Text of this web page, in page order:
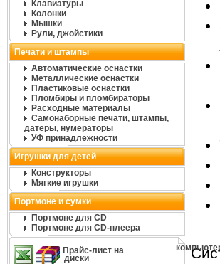
Клавиатуры
Колонки
Мышки
Рули, джойстики
Печати и штампы
Автоматические оснастки
Металлические оснастки
Пластиковые оснастки
Пломбиры и пломбираторы
Расходные материалы
Самонаборные печати, штампы,
датеры, нумераторы
УФ принадлежности
Игрушки для детей
Конструкторы
Мягкие игрушки
Портмоне и сумки
Портмоне для CD
Портмоне для CD-плеера
Прайс-лист на
диски